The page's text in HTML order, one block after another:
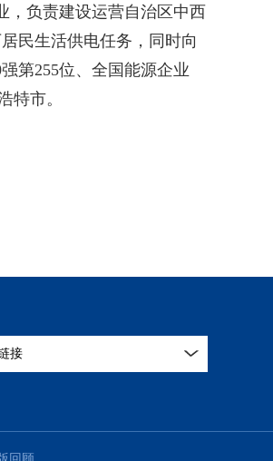
，负责建设运营自治区中西
民生活供电任务，同时向
第255位、全国能源企业
特市。
接